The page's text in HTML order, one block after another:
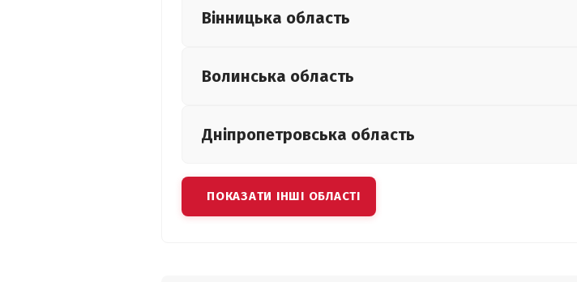
Вінницька область
Волинська область
Дніпропетровська область
ПОКАЗАТИ ІНШІ ОБЛАСТІ